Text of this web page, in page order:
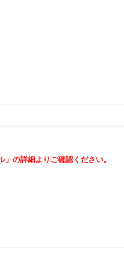
の詳細よりご確認ください。